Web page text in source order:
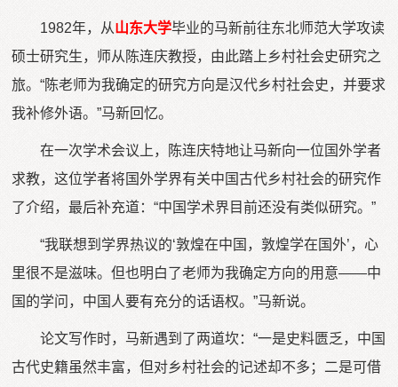
1982年，从山东大学毕业的马新前往东北师范大学攻读
硕士研究生，师从陈连庆教授，由此踏上乡村社会史研究之
旅。“陈老师为我确定的研究方向是汉代乡村社会史，并要求
我补修外语。”马新回忆。
在一次学术会议上，陈连庆特地让马新向一位国外学者
求教，这位学者将国外学界有关中国古代乡村社会的研究作
了介绍，最后补充道：“中国学术界目前还没有类似研究。”
“我联想到学界热议的‘敦煌在中国，敦煌学在国外’，心
里很不是滋味。但也明白了老师为我确定方向的用意——中
国的学问，中国人要有充分的话语权。”马新说。
论文写作时，马新遇到了两道坎：“一是史料匮乏，中国
古代史籍虽然丰富，但对乡村社会的记述却不多；二是可借